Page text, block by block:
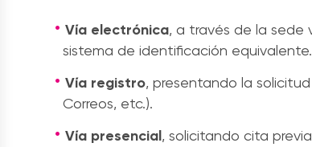
Vía electrónica, a través de la sede
sistema de identificación equivalente.
Vía registro, presentando la
Correos, etc.).
Vía presencial, solicitando cita